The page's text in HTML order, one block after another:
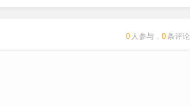
0 人参与， 0条评论